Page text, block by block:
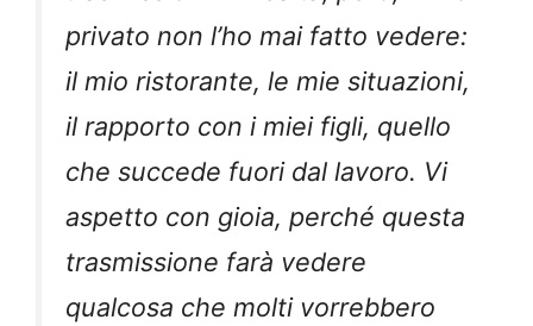
privato non l’ho mai fatto vedere:
il mio ristorante, le mie situazioni,
il rapporto con i miei figli, quello
che succede fuori dal lavoro. Vi
aspetto con gioia, perché questa
trasmissione farà vedere
qualcosa che molti vorrebbero